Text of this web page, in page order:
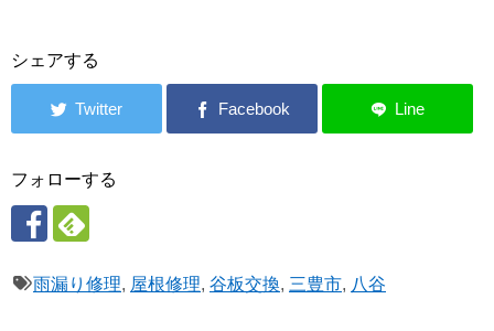
シェアする
フォローする
雨漏り修理, 屋根修理, 谷板交換, 三豊市, 八谷